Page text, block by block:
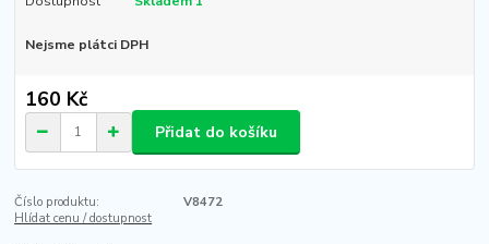
Nejsme plátci DPH
160 Kč
Přidat do košíku
Číslo produktu:
V8472
Hlídat cenu / dostupnost